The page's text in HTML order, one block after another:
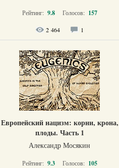
Рейтинг: 9.8 Голосов: 157
2 464 1
Европейский нацизм: корни, крона,
плоды. Часть 1
Александр Мосякин
Рейтинг: 9.3 Голосов: 105